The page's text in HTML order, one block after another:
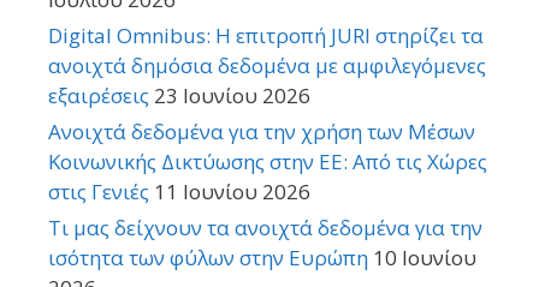
Digital Omnibus: Η επιτροπή JURI στηρίζει τα
ανοιχτά δημόσια δεδομένα με αμφιλεγόμενες
εξαιρέσεις 23 Ιουνίου 2026
Ανοιχτά δεδομένα για την χρήση των Μέσων
Κοινωνικής Δικτύωσης στην ΕΕ: Από τις Χώρες
στις Γενιές 11 Ιουνίου 2026
Τι μας δείχνουν τα ανοιχτά δεδομένα για την
ισότητα των φύλων στην Ευρώπη 10 Ιουνίου